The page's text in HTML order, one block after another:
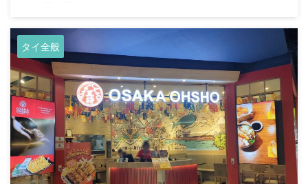
す。 MBK（マーブンクロンセンター）は？と思う人もいる
かもしれませんが、MBKはモバイル関連商品が中心のため
パソコン関連のものはあまりないです。 パンティッププラ
ザはちょっとアクセスが ...
タイ全般